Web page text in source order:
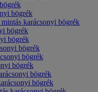
bögrék
karácsonyi bögrék
bögrék
bögrék
bögrék
bögrék
bögrék
bögrék
bögrék